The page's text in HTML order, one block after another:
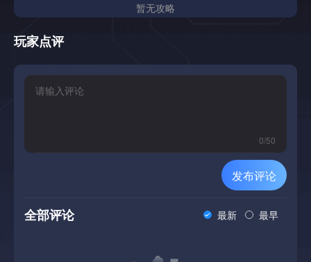
暂无攻略
玩家点评
0/50
发布评论
全部评论 最新 最早